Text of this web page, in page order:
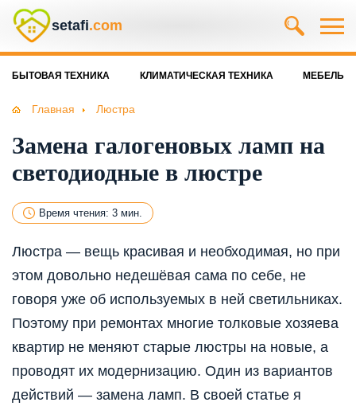
setafi.com
БЫТОВАЯ ТЕХНИКА КЛИМАТИЧЕСКАЯ ТЕХНИКА МЕБЕЛЬ
Главная Люстра
Замена галогеновых ламп на
светодиодные в люстре
Время чтения: 3 мин.
Люстра — вещь красивая и необходимая, но при
этом довольно недешёвая сама по себе, не
говоря уже об используемых в ней светильниках.
Поэтому при ремонтах многие толковые хозяева
квартир не меняют старые люстры на новые, а
проводят их модернизацию. Один из вариантов
действий — замена ламп. В своей статье я